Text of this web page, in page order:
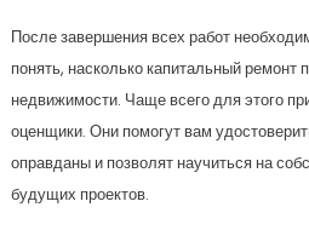
После завершения всех работ
понять, насколько капитальный ремонт
недвижимости. Чаще всего для этого
оценщики. Они помогут вам
оправданы и позволят научиться на
будущих проектов.